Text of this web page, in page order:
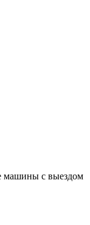
машины с выездом